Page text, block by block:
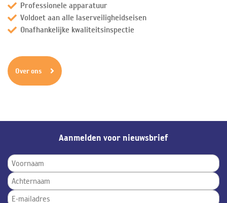
Professionele apparatuur
Voldoet aan alle laserveiligheidseisen
Onafhankelijke kwaliteitsinspectie
Over ons
Aanmelden voor nieuwsbrief